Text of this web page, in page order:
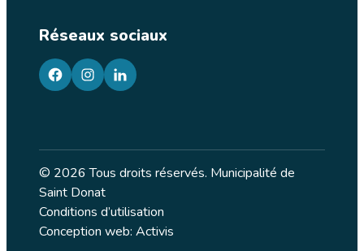
Réseaux sociaux
facebookgoogleplusgoogleplus
© 2026 Tous droits réservés. Municipalité de
Saint Donat
Conditions d’utilisation
Conception web: Activis